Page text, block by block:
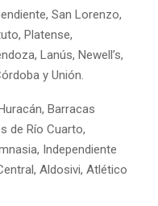
San Lorenzo,
Platense,
Lanús, Newell’s,
y Unión.
Barracas
de Río Cuarto,
Independiente
Aldosivi, Atlético